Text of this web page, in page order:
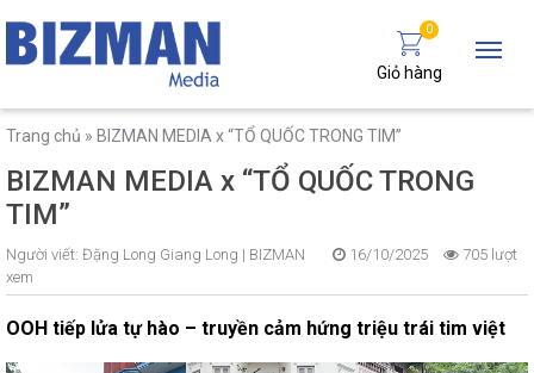
0
Giỏ hàng
Trang chủ » BIZMAN MEDIA x “TỔ QUỐC TRONG TIM”
BIZMAN MEDIA x “TỔ QUỐC TRONG
TIM”
Người viết: Đặng Long Giang Long | BIZMAN 16/10/2025
705 lượt
xem
OOH tiếp lửa tự hào – truyền cảm hứng triệu trái tim việt